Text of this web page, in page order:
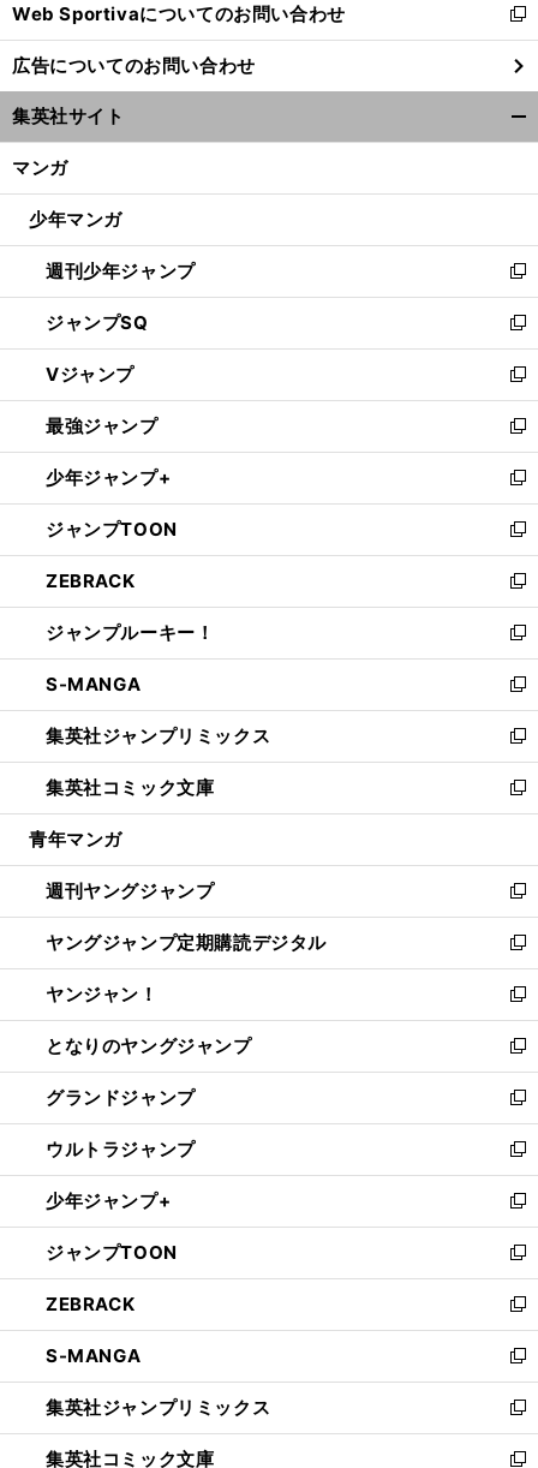
く
Web Sportivaについてのお問い合わせ
新
し
い
ウ
ィ
ン
ウ
開
く
広告についてのお問い合わせ
集英社サイト
マンガ
少年マンガ
週刊少年ジャンプ
新
し
い
ウ
ィ
ン
ド
ウ
で
開
く
ジャンプSQ
新
し
い
ウ
ィ
ン
ド
ウ
で
開
く
Vジャンプ
新
し
い
ウ
ィ
ン
ド
ウ
で
開
く
最強ジャンプ
新
し
い
ウ
ィ
ン
ド
ウ
で
開
く
少年ジャンプ+
新
し
い
ウ
ィ
ン
ド
ウ
で
開
く
ジャンプTOON
新
し
い
ウ
ィ
ン
ド
ウ
で
開
く
ZEBRACK
新
し
い
ウ
ィ
ン
ド
ウ
で
開
ジャンプルーキー！
新
し
い
ウ
ィ
ン
ド
ウ
開
く
S-MANGA
新
し
い
ウ
ィ
ン
ウ
で
開
く
集英社ジャンプリミックス
新
し
い
ウ
ン
ド
ウ
で
開
く
集英社コミック文庫
新
し
ウ
ィ
ン
ド
ウ
で
開
く
青年マンガ
週刊ヤングジャンプ
新
し
い
ウ
ィ
ン
ド
ウ
で
開
く
ヤングジャンプ定期購読デジタル
新
し
い
ウ
ィ
ン
ド
ウ
で
開
く
ヤンジャン！
新
し
い
ウ
ィ
ン
ド
ウ
で
開
く
となりのヤングジャンプ
新
し
い
ウ
ィ
ン
ド
ウ
で
開
く
グランドジャンプ
新
し
い
ウ
ィ
ン
ド
ウ
で
開
く
ウルトラジャンプ
新
し
い
ウ
ィ
ン
ド
ウ
で
開
く
少年ジャンプ+
新
し
い
ウ
ィ
ン
ド
ウ
で
開
く
ジャンプTOON
新
し
い
ウ
ィ
ン
ド
ウ
で
ZEBRACK
新
し
い
ウ
ィ
ン
ド
S-MANGA
新
し
い
ウ
ィ
集英社ジャンプリミックス
新
し
い
集英社コミック文庫